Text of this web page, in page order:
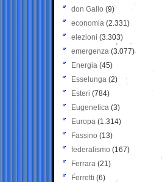
don Gallo (9)
economia (2.331)
elezioni (3.303)
emergenza (3.077)
Energia (45)
Esselunga (2)
Esteri (784)
Eugenetica (3)
Europa (1.314)
Fassino (13)
federalismo (167)
Ferrara (21)
Ferretti (6)